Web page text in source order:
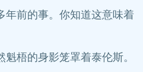
年前的事。你知道这意味着
梧的身影笼罩着泰伦斯。